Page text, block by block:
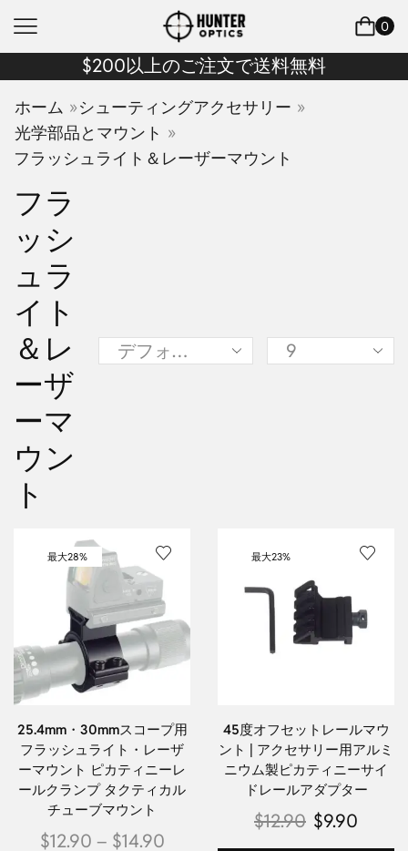
0
$200以上のご注文で送料無料
ホーム »シューティングアクセサリー »
光学部品とマウント »
フラッシュライト＆レーザーマウント
フラ
ッシ
ュラ
イト
＆レ
ーザ
ーマ
ウン
ト
最大28%
25.4mm・30mmスコープ用
フラッシュライト・レーザ
ーマウント ピカティニーレ
ールクランプ タクティカル
チューブマウント
$12.90 – $14.90
最大23%
45度オフセットレールマウ
ント | アクセサリー用アルミ
ニウム製ピカティニーサイ
ドレールアダプター
$12.90 $9.90